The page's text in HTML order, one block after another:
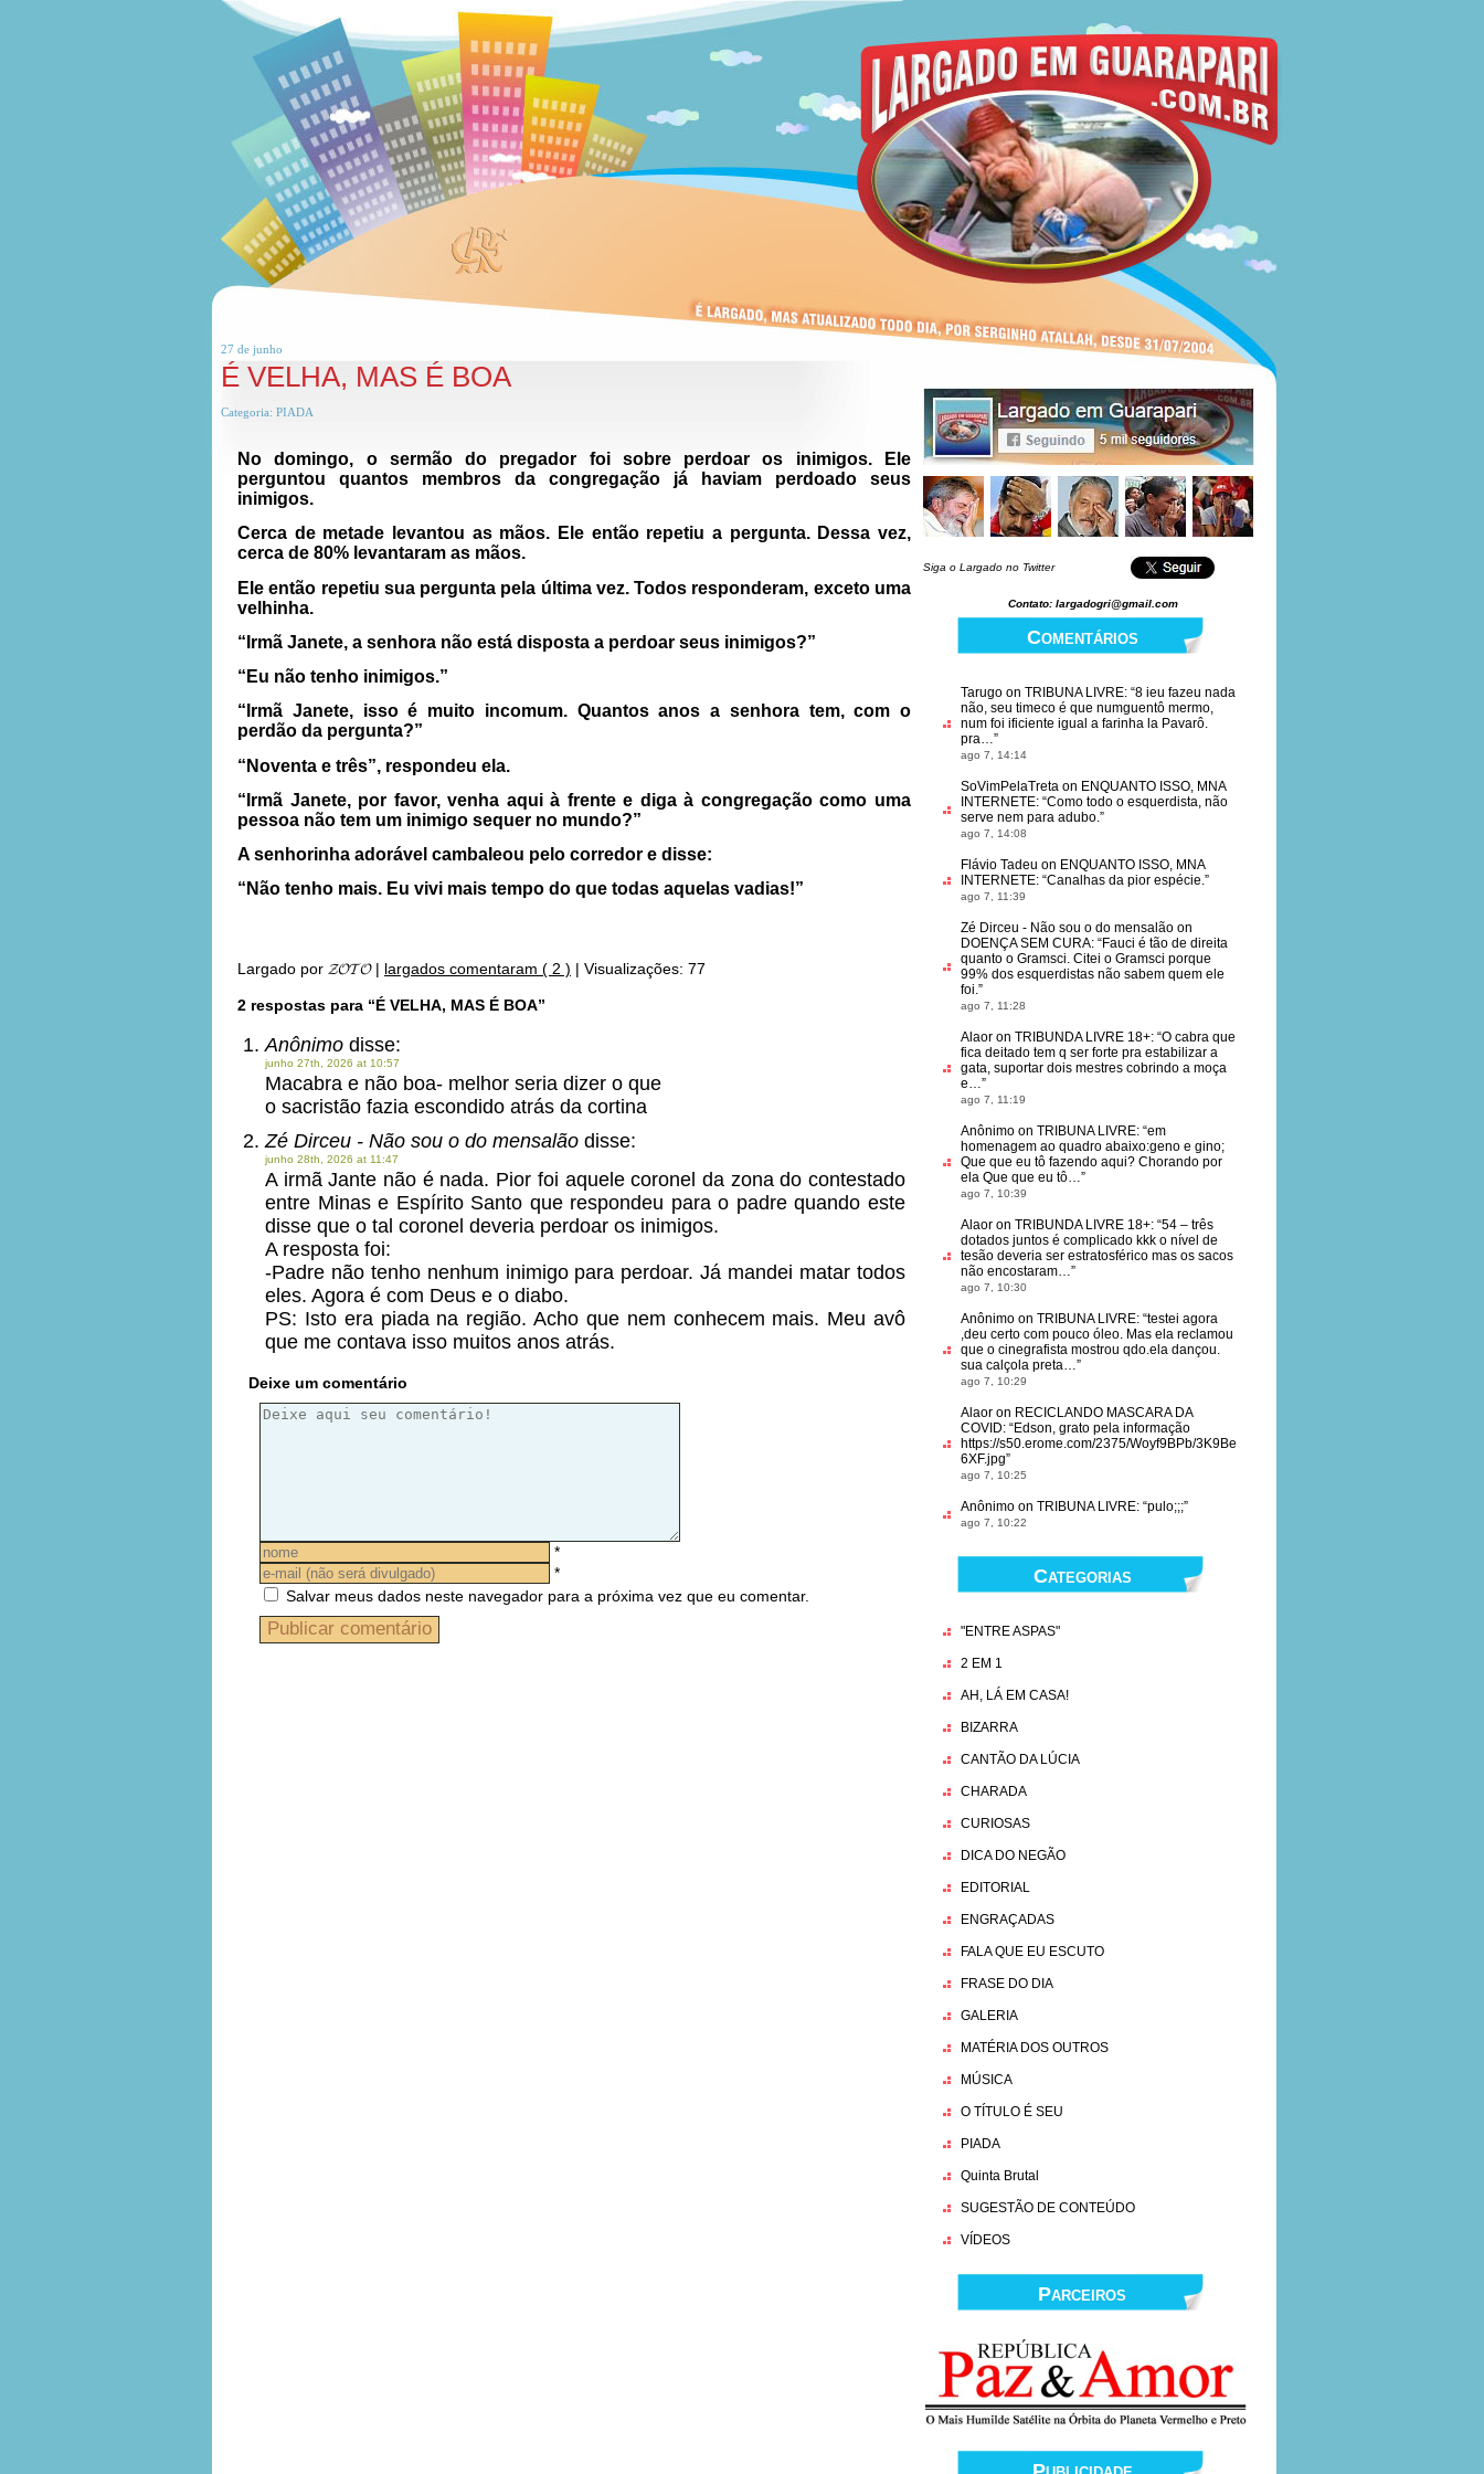
27 de junho
É VELHA, MAS É BOA
Categoria: PIADA
No domingo, o sermão do pregador foi sobre perdoar os inimigos. Ele
perguntou quantos membros da congregação já haviam perdoado seus
inimigos.
Cerca de metade levantou as mãos. Ele então repetiu a pergunta. Dessa vez,
cerca de 80% levantaram as mãos.
Ele então repetiu sua pergunta pela última vez. Todos responderam, exceto uma
velhinha.
“Irmã Janete, a senhora não está disposta a perdoar seus inimigos?”
“Eu não tenho inimigos.”
“Irmã Janete, isso é muito incomum. Quantos anos a senhora tem, com o
perdão da pergunta?”
“Noventa e três”, respondeu ela.
“Irmã Janete, por favor, venha aqui à frente e diga à congregação como uma
pessoa não tem um inimigo sequer no mundo?”
A senhorinha adorável cambaleou pelo corredor e disse:
“Não tenho mais. Eu vivi mais tempo do que todas aquelas vadias!”
Largado por 𝓩𝓞𝓣𝓞| largados comentaram ( 2 ) | Visualizações: 77
2 respostas para “É VELHA, MAS É BOA”
Anônimo disse:
junho 27th, 2026 at 10:57
Macabra e não boa- melhor seria dizer o que
o sacristão fazia escondido atrás da cortina
Zé Dirceu - Não sou o do mensalão disse:
junho 28th, 2026 at 11:47
A irmã Jante não é nada. Pior foi aquele coronel da zona do contestado
entre Minas e Espírito Santo que respondeu para o padre quando este
disse que o tal coronel deveria perdoar os inimigos.
A resposta foi:
-Padre não tenho nenhum inimigo para perdoar. Já mandei matar todos
eles. Agora é com Deus e o diabo.
PS: Isto era piada na região. Acho que nem conhecem mais. Meu avô
que me contava isso muitos anos atrás.
Deixe um comentário
*
*
Salvar meus dados neste navegador para a próxima vez que eu comentar.
Siga o Largado no Twitter
Contato: largadogri@gmail.com
Comentários
Tarugo on TRIBUNA LIVRE: “8 ieu fazeu nada
não, seu timeco é que numguentô mermo,
num foi ificiente igual a farinha la Pavarô.
pra…”
ago 7, 14:14
SoVimPelaTreta on ENQUANTO ISSO, MNA
INTERNETE: “Como todo o esquerdista, não
serve nem para adubo.”
ago 7, 14:08
Flávio Tadeu on ENQUANTO ISSO, MNA
INTERNETE: “Canalhas da pior espécie.”
ago 7, 11:39
Zé Dirceu - Não sou o do mensalão on
DOENÇA SEM CURA: “Fauci é tão de direita
quanto o Gramsci. Citei o Gramsci porque
99% dos esquerdistas não sabem quem ele
foi.”
ago 7, 11:28
Alaor on TRIBUNDA LIVRE 18+: “O cabra que
fica deitado tem q ser forte pra estabilizar a
gata, suportar dois mestres cobrindo a moça
e…”
ago 7, 11:19
Anônimo on TRIBUNA LIVRE: “em
homenagem ao quadro abaixo:geno e gino;
Que que eu tô fazendo aqui? Chorando por
ela Que que eu tô…”
ago 7, 10:39
Alaor on TRIBUNDA LIVRE 18+: “54 – três
dotados juntos é complicado kkk o nível de
tesão deveria ser estratosférico mas os sacos
não encostaram…”
ago 7, 10:30
Anônimo on TRIBUNA LIVRE: “testei agora
,deu certo com pouco óleo. Mas ela reclamou
que o cinegrafista mostrou qdo.ela dançou.
sua calçola preta…”
ago 7, 10:29
Alaor on RECICLANDO MASCARA DA
COVID: “Edson, grato pela informação
https://s50.erome.com/2375/Woyf9BPb/3K9Be
6XF.jpg”
ago 7, 10:25
Anônimo on TRIBUNA LIVRE: “pulo;;;”
ago 7, 10:22
Categorias
"ENTRE ASPAS"
2 EM 1
AH, LÁ EM CASA!
BIZARRA
CANTÃO DA LÚCIA
CHARADA
CURIOSAS
DICA DO NEGÃO
EDITORIAL
ENGRAÇADAS
FALA QUE EU ESCUTO
FRASE DO DIA
GALERIA
MATÉRIA DOS OUTROS
MÚSICA
O TÍTULO É SEU
PIADA
Quinta Brutal
SUGESTÃO DE CONTEÚDO
VÍDEOS
Parceiros